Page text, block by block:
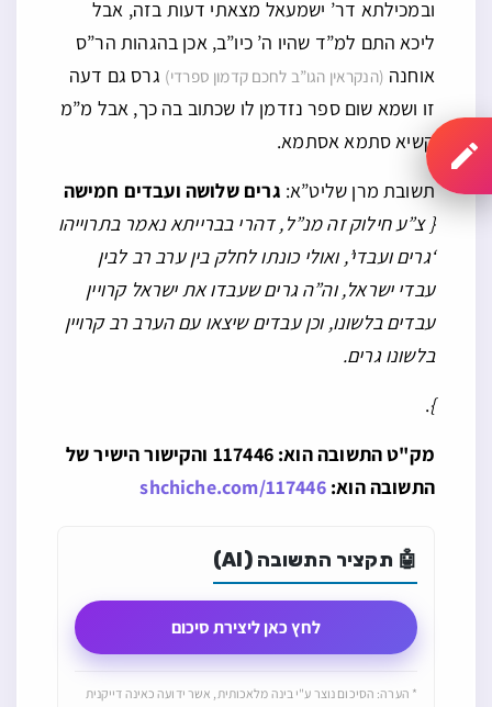
ובמכילתא דר’ ישמעאל מצאתי דעות בזה, אבל
ליכא התם למ”ד שהיו ה’ כיו”ב, אכן בהגהות הר”ס
אוחנה (הנקראין הגו”ב לחכם קדמון ספרדי) גרס גם דעה
זו ושמא שום ספר נזדמן לו שכתוב בה כך, אבל מ”מ
קשיא סתמא אסתמא.
תשובת מרן שליט”א: גרים שלושה ועבדים חמישה
{ צ”ע חילוק זה מנ”ל, דהרי בברייתא נאמר בתרוייהו
‘גרים ועבדי’, ואולי כונתו לחלק בין ערב רב לבין
עבדי ישראל, וה”ה גרים שעבדו את ישראל קרויין
עבדים בלשונו, וכן עבדים שיצאו עם הערב רב קרויין
בלשונו גרים.
}
.
מק"ט התשובה הוא: 117446 והקישור הישיר של
התשובה הוא:shchiche.com/117446
🤖 תקציר התשובה (AI)
לחץ כאן ליצירת סיכום
* הערה: הסיכום נוצר ע"י בינה מלאכותית, אשר ידועה כאינה דייקנית